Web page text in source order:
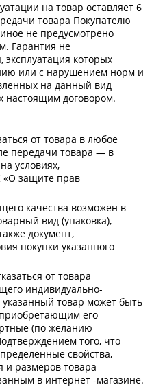
на товар оставляет 6
товара Покупателю
не предусмотрено
Гарантия не
эксплуатация которых
или с нарушением норм и
на данный вид
настоящим договором.
от товара в любое
передачи товара — в
условиях,
«О защите прав
качества возможен в
вид (упаковка),
документ,
покупки указанного
от товара
индивидуально-
товар может быть
его
(по желанию
того, что
свойства,
и размеров товара
в интернет -магазине.